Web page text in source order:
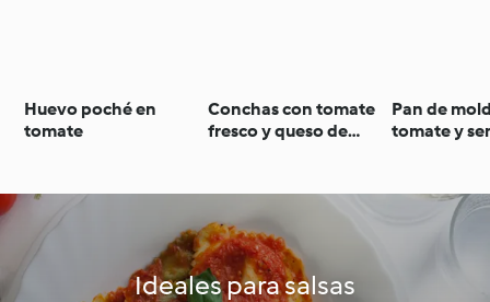
Huevo poché en
tomate
Conchas con tomate
fresco y queso de
Pan de
tomate y
Ideales para salsas